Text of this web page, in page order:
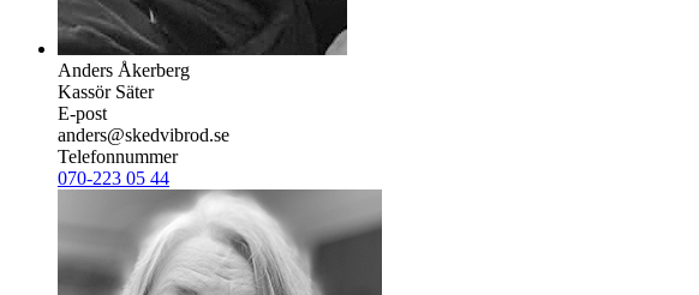
Anders Åkerberg
Kassör Säter
E-post
anders@skedvibrod.se
Telefonnummer
070-223 05 44